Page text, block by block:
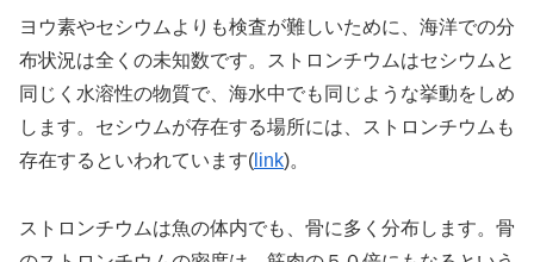
ヨウ素やセシウムよりも検査が難しいために、海洋での分
布状況は全くの未知数です。ストロンチウムはセシウムと
同じく水溶性の物質で、海水中でも同じような挙動をしめ
します。セシウムが存在する場所には、ストロンチウムも
存在するといわれています( link)。
ストロンチウムは魚の体内でも、骨に多く分布します。骨